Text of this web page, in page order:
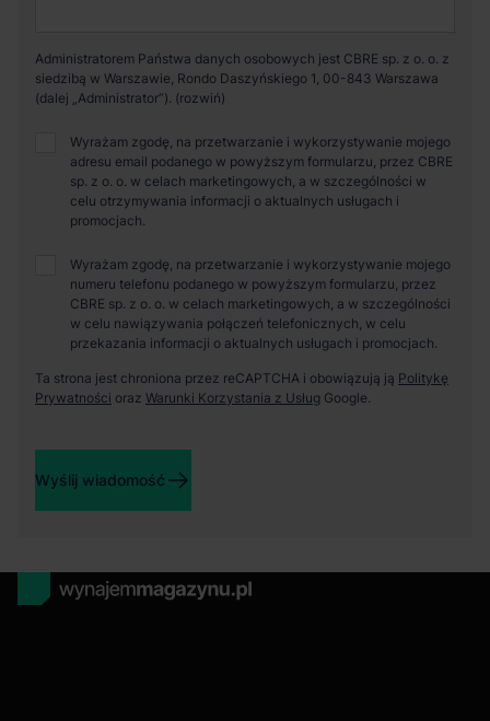
Administratorem Państwa danych osobowych jest CBRE sp. z o. o. z
siedzibą w Warszawie, Rondo Daszyńskiego 1, 00-843 Warszawa
(dalej „Administrator”).
Wyrażam zgodę, na przetwarzanie i wykorzystywanie mojego
adresu email podanego w powyższym formularzu, przez CBRE
sp. z o. o. w celach marketingowych, a w szczególności w
celu otrzymywania informacji o aktualnych usługach i
promocjach.
Wyrażam zgodę, na przetwarzanie i wykorzystywanie mojego
numeru telefonu podanego w powyższym formularzu, przez
CBRE sp. z o. o. w celach marketingowych, a w szczególności
w celu nawiązywania połączeń telefonicznych, w celu
przekazania informacji o aktualnych usługach i promocjach.
Ta strona jest chroniona przez reCAPTCHA i obowiązują ją Politykę
Prywatności oraz Warunki Korzystania z Usług Google.
Wyślij wiadomość